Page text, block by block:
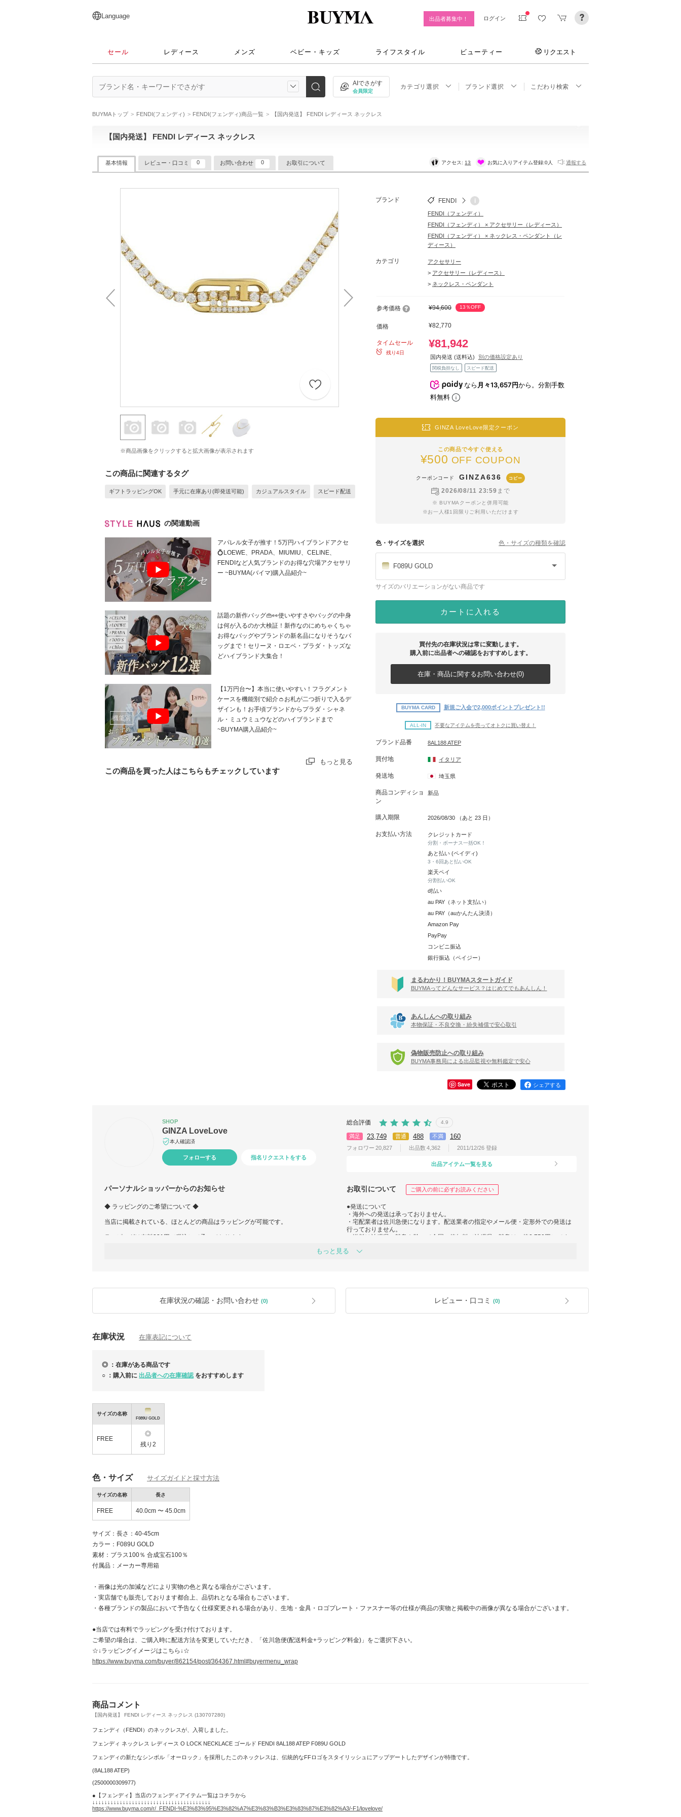
日本語
English
简体中文
繁體中文
Language 出品者募集中！ ログイン
セール レディース メンズ ベビー・キッズ ライフスタイル ビューティー リクエスト
AIでさがす
会員限定
カテゴリ選択 ブランド選択 こだわり検索
BUYMAトップ FENDI(フェンディ) FENDI(フェンディ)商品一覧 【国内発送】 FENDI レディース ネックレス
【国内発送】 FENDI レディース ネックレス
基本情報 レビュー・口コミ 0 お問い合わせ 0 お取引について アクセス: 13 お気に入りアイテム登録:0人 通報する
※商品画像をクリックすると拡大画像が表示されます
この商品に関連するタグ
ギフトラッピングOK 手元に在庫あり(即発送可能) カジュアルスタイル スピード配送
の関連動画
アパレル女子が推す！5万円ハイブランドアクセ
💍LOEWE、PRADA、MIUMIU、CELINE、
FENDIなど人気ブランドのお得な穴場アクセサリ
ー ~BUYMA(バイマ)購入品紹介~
話題の新作バッグ👜👀使いやすさやバッグの中身
は何が入るのか大検証！新作なのにめちゃくちゃ
お得なバッグやブランドの新名品になりそうなバ
ッグまで！セリーヌ・ロエベ・プラダ・トッズな
どハイブランド大集合！
【1万円台〜】本当に使いやすい！フラグメント
ケースを機能別で紹介👛お札が二つ折りで入るデ
ザインも！お手頃ブランドからプラダ・シャネ
ル・ミュウミュウなどのハイブランドまで
~BUYMA購入品紹介~
もっと見る
この商品を買った人はこちらもチェックしています
ブランド FENDI i
FENDI（フェンディ）
FENDI（フェンディ） × アクセサリー（レディース）
FENDI（フェンディ） × ネックレス・ペンダント（レ
ディース）
カテゴリ
アクセサリー
> アクセサリー（レディース）
> ネックレス・ペンダント
参考価格 ¥94,600 13％OFF
価格 ¥82,770
タイムセール
残り4日
¥81,942
国内発送 (送料込) 別の価格設定あり
関税負担なし スピード配送
なら月々13,657円から。分割手数
料無料
GINZA LoveLove限定クーポン
この商品で今すぐ使える
¥500 OFF COUPON
クーポンコード GINZA636 コピー
2026/08/11 23:59 まで
※ BUYMAクーポンと併用可能
※お一人様1回限りご利用いただけます
色・サイズを選択 色・サイズの種類を確認
F089U GOLD
サイズのバリエーションがない商品です
カートに入れる
買付先の在庫状況は常に変動します。
購入前に出品者への確認をおすすめします。
在庫・商品に関するお問い合わせ(0)
BUYMA CARD 新規ご入会で2,000ポイントプレゼント!!
ALL-IN 不要なアイテムを売ってオトクに買い替え！
ブランド品番 8AL188 ATEP
買付地 イタリア
発送地 埼玉県
商品コンディショ
ン
新品
購入期限 2026/08/30 （あと 23 日）
お支払い方法 クレジットカード
分割・ボーナス一括OK！
あと払い (ペイディ)
3・6回あと払いOK
楽天ペイ
分割払いOK
d払い
au PAY（ネット支払い）
au PAY（auかんたん決済）
Amazon Pay
PayPay
コンビニ振込
銀行振込（ペイジー）
まるわかり！BUYMAスタートガイド
BUYMAってどんなサービス？はじめてでもあんしん！
あんしんへの取り組み
本物保証・不良交換・紛失補償で安心取引
偽物販売防止への取り組み
BUYMA事務局による出品監視や無料鑑定で安心
Save シェアする
SHOP
GINZA LoveLove
本人確認済
フォローする 指名リクエストをする
総合評価 4.9
満足 23,749 普通 488 不満 160
フォロワー 20,827 出品数 4,362 2011/12/26 登録
出品アイテム一覧を見る
パーソナルショッパーからのお知らせ お取引について ご購入の前に必ずお読みください
◆ ラッピングのご希望について ◆
当店に掲載されている、ほとんどの商品はラッピングが可能です。
ラッピングは有料331円（税込）で承っております。
ん）
・実店舗でも販売しております都合上、完売となる場合もございます。
●発送について
・海外への発送は承っておりません。
・宅配業者は佐川急便になります。配送業者の指定やメール便・定形外での発送は
行っておりません。
・送料は沖縄県・離島を除いて全国一律無料（沖縄県・離島は一律2,750円）です。
・販売商品は店舗管理在庫・倉庫管理在庫のいずれかより直送させていただきます
●返品について
・当店ではお客様のご都合による返品・交換は承っておりません。ご注文時に十分
注文内容をご確認頂いた上で、ご注文を頂けますようお願い申し上げます。
【FJALL RAVEN】カンケンバッグ入荷！
もっと見る
在庫状況の確認・お問い合わせ (0) レビュー・口コミ (0)
在庫状況 在庫表記について
◎ ：在庫がある商品です
○ ：購入前に 出品者への在庫確認 をおすすめします
サイズの名称
F089U GOLD
FREE
◎
残り2
色・サイズ サイズガイドと採寸方法
サイズの名称 長さ
FREE 40.0cm 〜 45.0cm
サイズ：長さ：40-45cm
カラー：F089U GOLD
素材：ブラス100％ 合成宝石100％
付属品：メーカー専用箱
・画像は光の加減などにより実物の色と異なる場合がございます。
・実店舗でも販売しております都合上、品切れとなる場合もございます。
・各種ブランドの製品において予告なく仕様変更される場合があり、生地・金具・ロゴプレート・ファスナー等の仕様が商品の実物と掲載中の画像が異なる場合がございます。
●当店では有料でラッピングを受け付けております。
ご希望の場合は、ご購入時に配送方法を変更していただき、「佐川急便(配送料金+ラッピング料金)」をご選択下さい。
☆↓ラッピングイメージはこちら↓☆
https://www.buyma.com/buyer/862154/post/364367.html#buyermenu_wrap
商品コメント
【国内発送】 FENDI レディース ネックレス (130707280)
フェンディ（FENDI）のネックレスが、入荷しました。
フェンディ ネックレス レディース O LOCK NECKLACE ゴールド FENDI 8AL188 ATEP F089U GOLD
フェンディの新たなシンボル「オーロック」を採用したこのネックレスは、伝統的なFFロゴをスタイリッシュにアップデートしたデザインが特徴です。
(8AL188 ATEP)
(2500000309977)
●【フェンディ】当店のフェンディアイテム一覧はコチラから
↓↓↓↓↓↓↓↓↓↓↓↓↓↓↓↓↓↓↓↓↓↓↓↓↓↓↓↓↓↓↓↓↓↓↓↓↓↓↓
https://www.buyma.com/r/_FENDI-%E3%83%95%E3%82%A7%E3%83%B3%E3%83%87%E3%82%A3/-F1/lovelove/